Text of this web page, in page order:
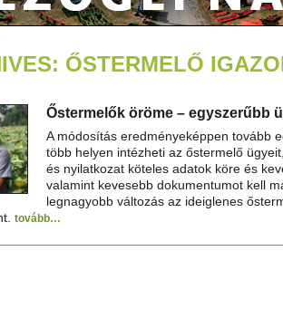
ŐSTERMELŐ
Őstermelők öröme – egyszerűbb
A módosítás eredményeképpen tovább
több helyen intézheti az őstermelő
és nyilatkozat köteles adatok köre és
valamint kevesebb dokumentumot kell
legnagyobb változás az ideiglenes
tovább…